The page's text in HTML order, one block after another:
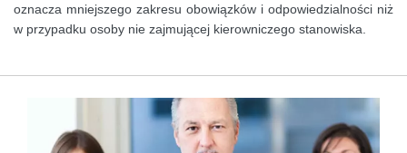
oznacza mniejszego zakresu obowiązków i odpowiedzialności niż
w przypadku osoby nie zajmującej kierowniczego stanowiska.